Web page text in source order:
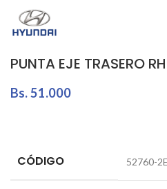
PUNTA EJE TRASERO
Bs.51.000
CÓDIGO 52760-